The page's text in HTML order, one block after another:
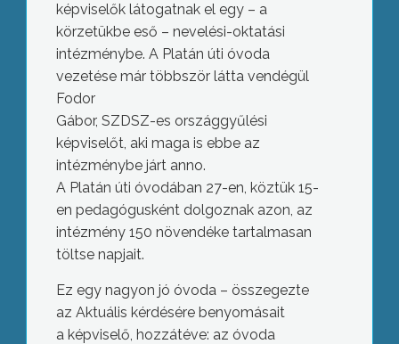
képviselők látogatnak el egy – a
körzetükbe eső – nevelési-oktatási
intézménybe. A Platán úti óvoda
vezetése már többször látta vendégül
Fodor
Gábor, SZDSZ-es országgyűlési
képviselőt, aki maga is ebbe az
intézménybe járt anno.
A Platán úti óvodában 27-en, köztük 15-
en pedagógusként dolgoznak azon, az
intézmény 150 növendéke tartalmasan
töltse napjait.
Ez egy nagyon jó óvoda – összegezte
az Aktuális kérdésére benyomásait
a képviselő, hozzátéve: az óvoda